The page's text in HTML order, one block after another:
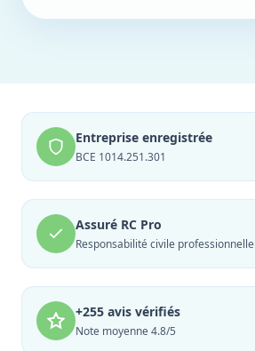
Entreprise enregistrée
BCE 1014.251.301
Assuré RC Pro
Responsabilité civile professionnelle
+255 avis vérifiés
Note moyenne 4.8/5